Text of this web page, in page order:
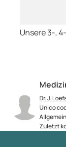
Dr. J.
Unico
Zuletzt
Unsere 3-,